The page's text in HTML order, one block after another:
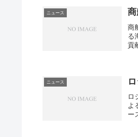
ニュース
商
る
貢
ニュース
ロ
よ
ー